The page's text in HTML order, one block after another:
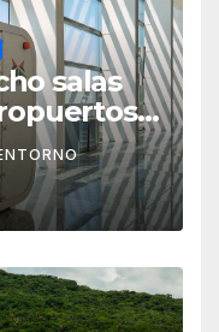
salas